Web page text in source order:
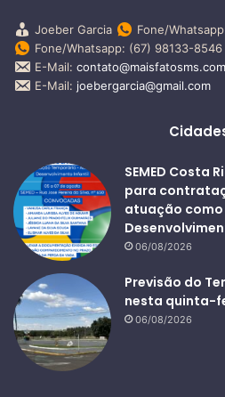
Joeber Garcia
Fone/
Fone/Whatsapp: (67) 98133-8546
E-Mail:
E-Mail: joebergarcia@gmail.com
SEMED Costa
para
atuação como
06/08/2026
Previsão do
nesta quinta-
06/08/2026